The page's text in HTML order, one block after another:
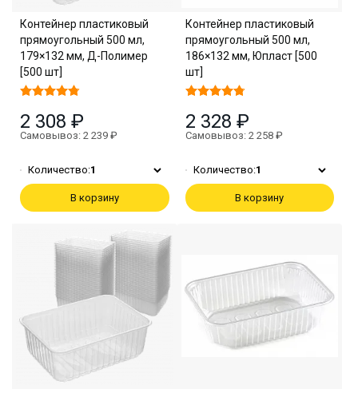
Контейнер пластиковый
прямоугольный 500 мл,
179×132 мм, Д-Полимер
[500 шт]
2 308 ₽
Самовывоз: 2 239 ₽
Количество:1
В корзину
Контейнер пластиковый
прямоугольный 500 мл,
186×132 мм, Юпласт [500
шт]
2 328 ₽
Самовывоз: 2 258 ₽
Количество:1
В корзину